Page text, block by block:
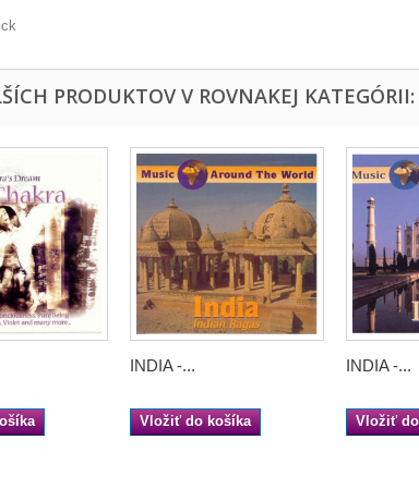
PRODUKTOV V ROVNAKEJ KATEGÓRII:
INDIA -...
Vložiť do košíka
INDIA -...
Vložiť